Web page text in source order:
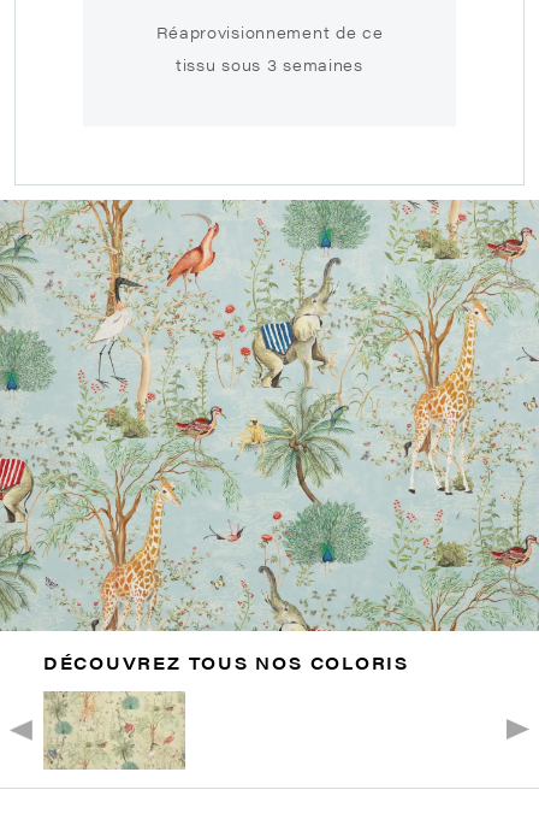
Réaprovisionnement de ce
tissu sous 3 semaines
DÉCOUVREZ TOUS NOS COLORIS